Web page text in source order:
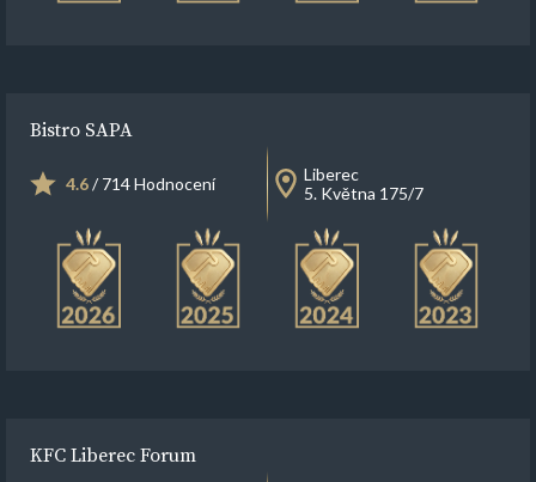
Bistro SAPA
4.6/ 714 Hodnocení
Liberec
5. Května 175/7
KFC Liberec Forum